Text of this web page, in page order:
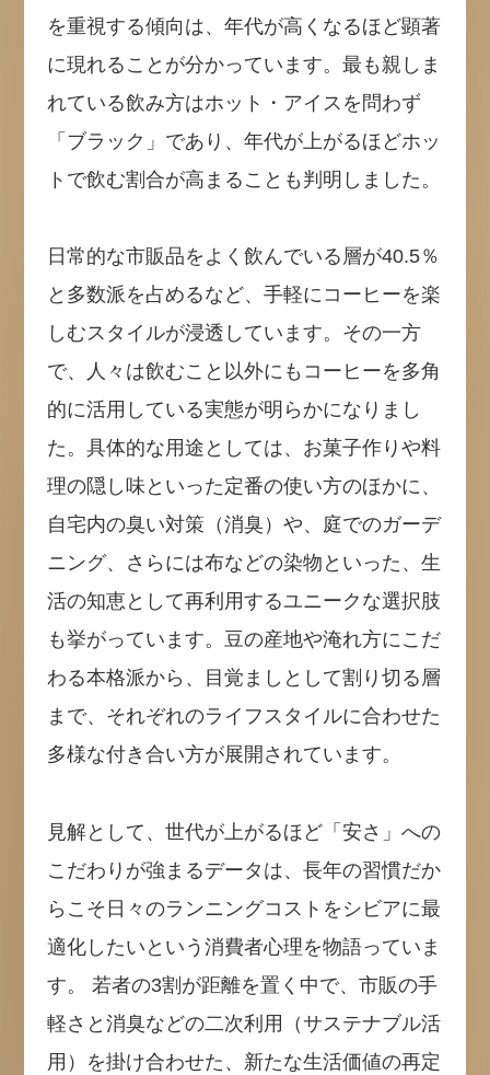
を重視する傾向は、年代が高くなるほど顕著
に現れることが分かっています。最も親しま
れている飲み方はホット・アイスを問わず
「ブラック」であり、年代が上がるほどホッ
トで飲む割合が高まることも判明しました。
日常的な市販品をよく飲んでいる層が40.5％
と多数派を占めるなど、手軽にコーヒーを楽
しむスタイルが浸透しています。その一方
で、人々は飲むこと以外にもコーヒーを多角
的に活用している実態が明らかになりまし
た。具体的な用途としては、お菓子作りや料
理の隠し味といった定番の使い方のほかに、
自宅内の臭い対策（消臭）や、庭でのガーデ
ニング、さらには布などの染物といった、生
活の知恵として再利用するユニークな選択肢
も挙がっています。豆の産地や淹れ方にこだ
わる本格派から、目覚ましとして割り切る層
まで、それぞれのライフスタイルに合わせた
多様な付き合い方が展開されています。
見解として、世代が上がるほど「安さ」への
こだわりが強まるデータは、長年の習慣だか
らこそ日々のランニングコストをシビアに最
適化したいという消費者心理を物語っていま
す。 若者の3割が距離を置く中で、市販の手
軽さと消臭などの二次利用（サステナブル活
用）を掛け合わせた、新たな生活価値の再定